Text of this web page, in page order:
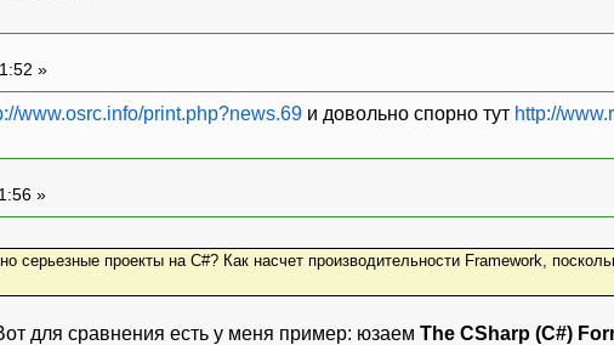
»
www.osrc.info/print.php?news.69 и довольно спорно тут http://
»
серьезные проекты на C#? Как насчет производительности Framework,
для сравнения есть у меня пример: юзаем The CSharp (C#)